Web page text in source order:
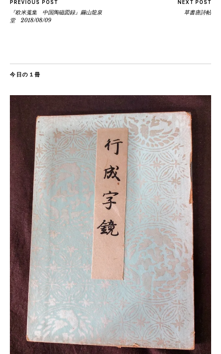
PREVIOUS POST
『欧米蒐集 中国陶磁図録』繭山龍泉
堂 2018/08/09
NEXT POST
草書唐詩帖
今日の１冊